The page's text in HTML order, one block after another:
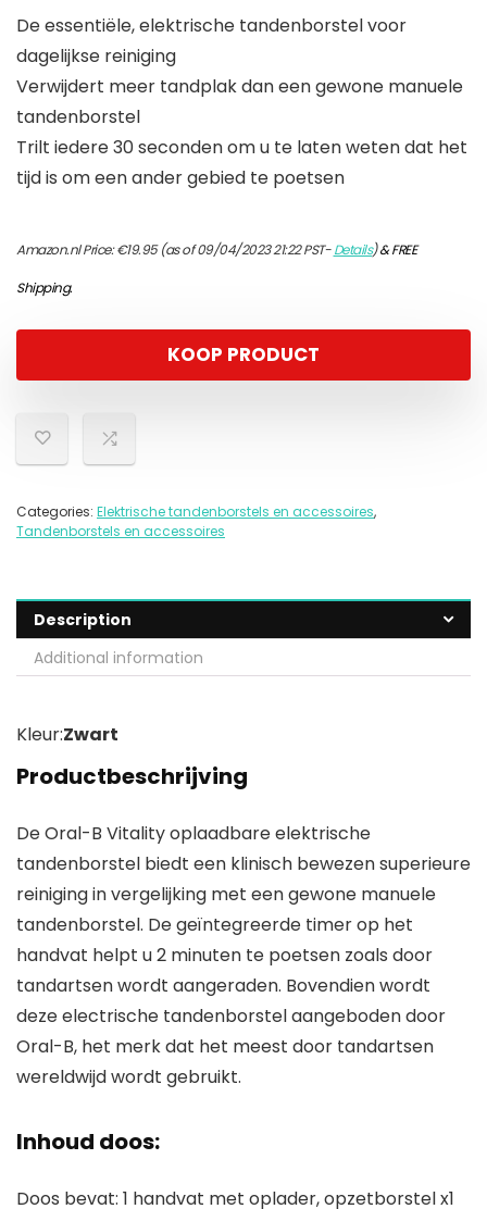
De essentiële, elektrische tandenborstel voor
dagelijkse reiniging
Verwijdert meer tandplak dan een gewone manuele
tandenborstel
Trilt iedere 30 seconden om u te laten weten dat het
tijd is om een ander gebied te poetsen
Amazon.nl Price:€19.95(as of 09/04/2023 21:22 PST-Details)&FREE
Shipping.
KOOP PRODUCT
Categories: Elektrische tandenborstels en accessoires,
Tandenborstels en accessoires
Description
Additional information
Kleur:Zwart
Productbeschrijving
De Oral-B Vitality oplaadbare elektrische
tandenborstel biedt een klinisch bewezen superieure
reiniging in vergelijking met een gewone manuele
tandenborstel. De geïntegreerde timer op het
handvat helpt u 2 minuten te poetsen zoals door
tandartsen wordt aangeraden. Bovendien wordt
deze electrische tandenborstel aangeboden door
Oral-B, het merk dat het meest door tandartsen
wereldwijd wordt gebruikt.
Inhoud doos:
Doos bevat: 1 handvat met oplader, opzetborstel x1